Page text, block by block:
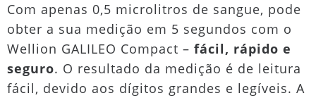
Com apenas 0,5 microlitros de sangue, pode
obter a sua medição em 5 segundos com o
Wellion GALILEO Compact – fácil, rápido e
seguro. O resultado da medição é de leitura
fácil, devido aos dígitos grandes e legíveis. A